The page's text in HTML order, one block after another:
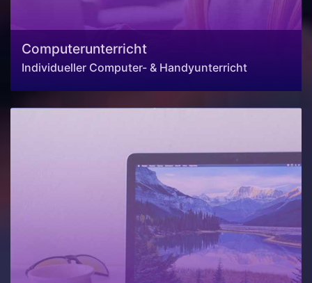
Computerunterricht
Individueller Computer- & Handyunterricht